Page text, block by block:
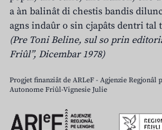
a àn balinât di chestis bandis
agns indaûr o sin cjapâts dentri tal
(Pre Toni Beline, sul so prin
Friûl”, Dicembar 1978)
Progjet finanziât de ARLeF - Agjenzie Regjonâl
Autonome Friûl-Vignesie Julie